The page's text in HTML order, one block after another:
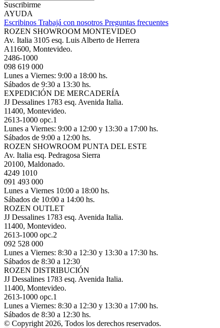
Suscribirme
AYUDA
Escribinos Trabajá con nosotros Preguntas frecuentes
ROZEN SHOWROOM MONTEVIDEO
Av. Italia 3105 esq. Luis Alberto de Herrera
A11600, Montevideo.
2486-1000
098 619 000
Lunes a Viernes: 9:00 a 18:00 hs.
Sábados de 9:30 a 13:30 hs.
EXPEDICIÓN DE MERCADERÍA
JJ Dessalines 1783 esq. Avenida Italia.
11400, Montevideo.
2613-1000 opc.1
Lunes a Viernes: 9:00 a 12:00 y 13:30 a 17:00 hs.
Sábados de 9:00 a 12:00 hs.
ROZEN SHOWROOM PUNTA DEL ESTE
Av. Italia esq. Pedragosa Sierra
20100, Maldonado.
4249 1010
091 493 000
Lunes a Viernes 10:00 a 18:00 hs.
Sábados de 10:00 a 14:00 hs.
ROZEN OUTLET
JJ Dessalines 1783 esq. Avenida Italia.
11400, Montevideo.
2613-1000 opc.2
092 528 000
Lunes a Viernes: 8:30 a 12:30 y 13:30 a 17:30 hs.
Sábados de 8:30 a 12:30
ROZEN DISTRIBUCIÓN
JJ Dessalines 1783 esq. Avenida Italia.
11400, Montevideo.
2613-1000 opc.1
Lunes a Viernes: 8:30 a 12:30 y 13:30 a 17:00 hs.
Sábados de 8:30 a 12:30 hs.
© Copyright 2026, Todos los derechos reservados.